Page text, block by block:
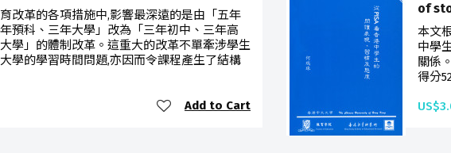
改革的各項措施中,影響最深遠的是由「五年
預科、三年大學」改為「三年初中、三年高
學」的體制改革。這重大的改革不單牽涉學生
學的學習時間問題,亦因而令課程產生了結構
Add to Cart
of
本文
中學
關係
得分